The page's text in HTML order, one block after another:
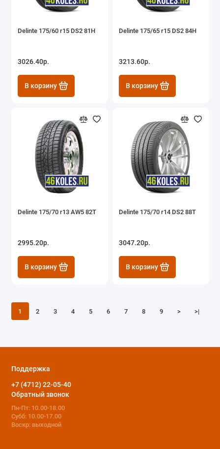
Delinte 175/60 r15 DS2 81H
3026.40р.
В корзину
Delinte 175/65 r15 DS2 84H
3213.60р.
В корзину
Delinte 175/70 r13 AW5 82T
2995.20р.
В корзину
Delinte 175/70 r14 DS2 88T
3047.20р.
В корзину
1 2 3 4 5 6 7 8 9 > >|
Поддержка
+7 (4712) 22-05-40
Обратный звонок
Пн-Пт: 10.00-18.00
Субб: 10.00-17.00
Воскр: выходной